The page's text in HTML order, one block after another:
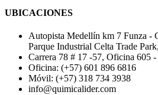
UBICACIONES
Autopista Medellín km 7 Funza -
Parque Industrial Celta Trade
Carrera 78 # 17 -57, Oficina 605
Oficina: (+57) 601 896 6816
Móvil: (+57) 318 734 3938
info@quimicalider.com